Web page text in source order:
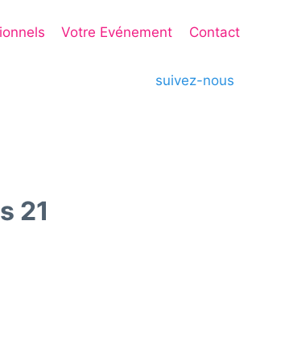
Votre Evénement Contact
suivez-nous
21